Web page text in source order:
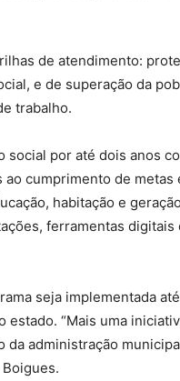
de atendimento:
e de superação da
trabalho.
social por até dois anos
cumprimento de metas
habitação e
ferramentas digitais
seja implementada
“Mais uma
da administração